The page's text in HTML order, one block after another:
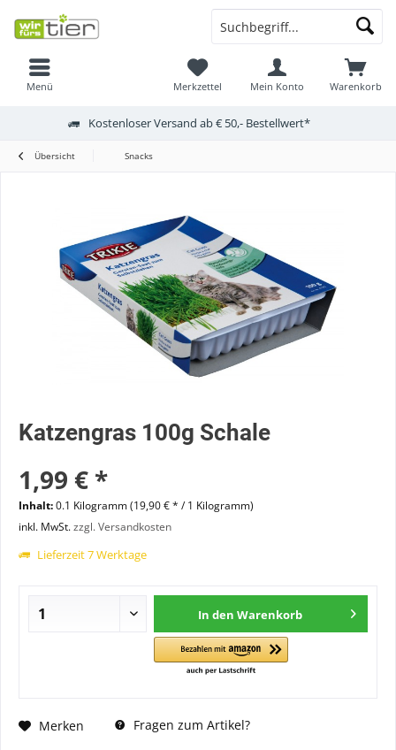
Menü Warenkorb
Merkzettel Mein Konto
Kostenloser Versand ab € 50,- Bestellwert*
Übersicht Snacks
Katzengras 100g Schale
1,99 € *
Inhalt:0.1 Kilogramm (19,90 € * / 1 Kilogramm)
inkl. MwSt.zzgl. Versandkosten
Lieferzeit 7 Werktage
In den Warenkorb
Merken Fragen zum Artikel?